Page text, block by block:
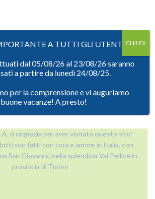
ti ringrazia per aver visitato questo sito!
son fatti con cura e amore in Italia, con
San Giovanni, nella splendida Val Pellice in
provincia di Torino
A TUTTI GLI UTENTI
dal 05/08/26 al 23/08/26 saranno
a partire da lunedì 24/08/25.
per la comprensione e vi auguriamo
buone vacanze! A presto!
CHIUDI